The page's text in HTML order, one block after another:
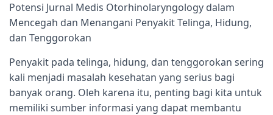
Potensi Jurnal Medis Otorhinolaryngology dalam
Mencegah dan Menangani Penyakit Telinga, Hidung,
dan Tenggorokan
Penyakit pada telinga, hidung, dan tenggorokan sering
kali menjadi masalah kesehatan yang serius bagi
banyak orang. Oleh karena itu, penting bagi kita untuk
memiliki sumber informasi yang dapat membantu